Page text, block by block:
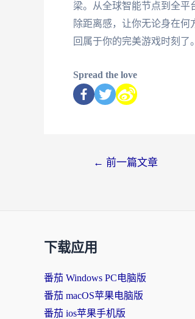
梁。从全球智能节点到全平
除距离感，让你无论身在
回属于你的完美游戏时刻了。
Spread the love
← 前一篇文章
下载应用
番茄 Windows PC电脑版
番茄 macOS苹果电脑版
番茄 ios苹果手机版